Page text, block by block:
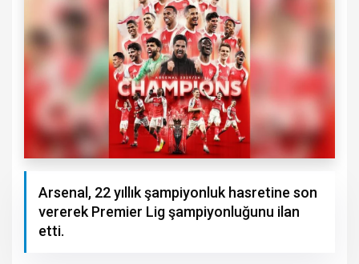
Arsenal, 22 yıllık şampiyonluk hasretine son
vererek Premier Lig şampiyonluğunu ilan
etti.